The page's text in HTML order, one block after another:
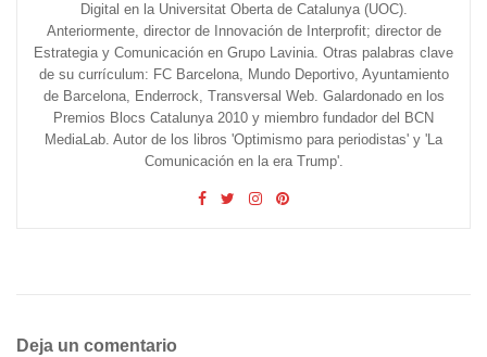
Digital en la Universitat Oberta de Catalunya (UOC).
Anteriormente, director de Innovación de Interprofit; director de
Estrategia y Comunicación en Grupo Lavinia. Otras palabras clave
de su currículum: FC Barcelona, Mundo Deportivo, Ayuntamiento
de Barcelona, Enderrock, Transversal Web. Galardonado en los
Premios Blocs Catalunya 2010 y miembro fundador del BCN
MediaLab. Autor de los libros 'Optimismo para periodistas' y 'La
Comunicación en la era Trump'.
Deja un comentario